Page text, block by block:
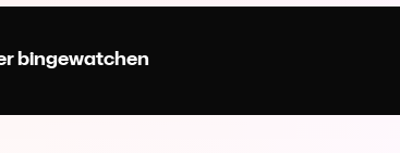
bingewatchen